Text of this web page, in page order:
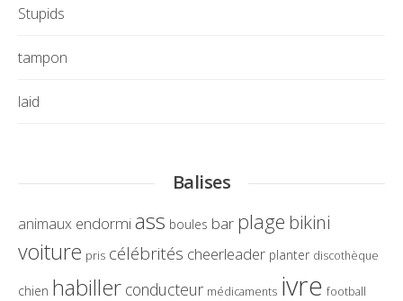
Stupids
tampon
laid
Balises
animaux endormiass boules bar plage bikini
voiture pris célébrités cheerleader planter discothèque
chien habiller conducteur médicaments ivre football